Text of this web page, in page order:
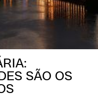
SÃO OS